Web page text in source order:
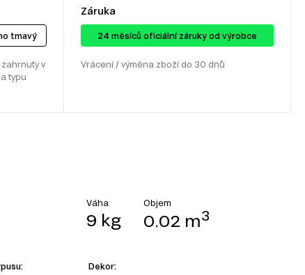
tmavý
v
typu
Záruka
24 ​​​​měsíců oficiální záruky od výrobce
Vrácení / výměna zboží do 30 dnů
Váha
9 kg
Objem
0.02 m3
Dekor: